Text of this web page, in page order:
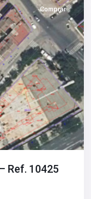
Comprar
Ref. 10425